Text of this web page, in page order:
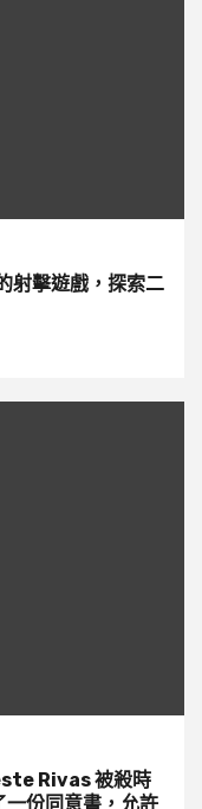
射擊遊戲，探索二
Rivas 被殺時
份同意書，允許